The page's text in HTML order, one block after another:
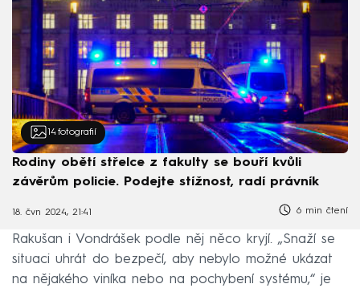
14 fotografií
Rodiny obětí střelce z fakulty se bouří kvůli
závěrům policie. Podejte stížnost, radí právník
18. čvn 2024, 21:41 6 min čtení
Rakušan i Vondrášek podle něj něco kryjí. „Snaží se
situaci uhrát do bezpečí, aby nebylo možné ukázat
na nějakého viníka nebo na pochybení systému,“ je